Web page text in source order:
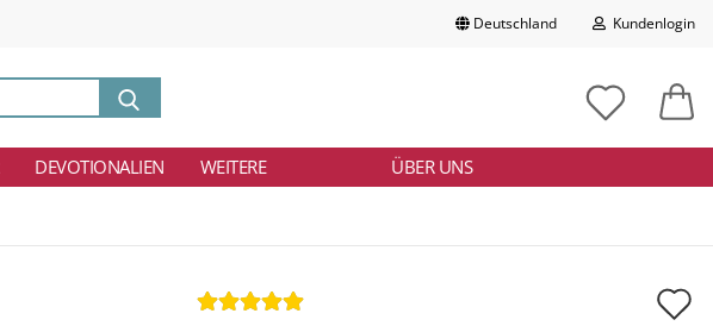
Deutschland Kundenlogin
E-Mail
eingeben
DEVOTIONALIEN ÜBER UNS
WEITERE